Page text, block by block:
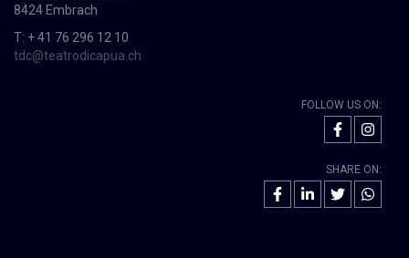
8424 Embrach
T: + 41 76 296 12 10
tdc@teatrodicapua.ch
FOLLOW US ON:
SHARE ON: